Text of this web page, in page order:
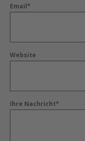
Email*
Website
Ihre Nachricht*